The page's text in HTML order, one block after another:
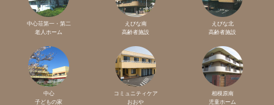
中心荘第一・第二
老人ホーム
えびな南
高齢者施設
えびな北
高齢者施設
中心
子どもの家
コミュニティケア
おおや
相模原南
児童ホーム